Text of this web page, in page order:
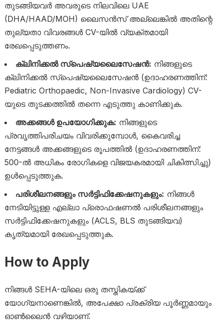
തുടങ്ങിയവർ അവരുടെ നിലവിലെ UAE
(DHA/HAAD/MOH) ലൈസൻസ് അല്ലെങ്കിൽ അതിന്റെ
തുല്യതാ വിവരങ്ങൾ CV-യിൽ വ്യക്തമായി
രേഖപ്പെടുത്തണം.
ക്ലിനിക്കൽ സ്പെഷ്യലൈസേഷൻ: നിങ്ങളുടെ
ക്ലിനിക്കൽ സ്പെഷ്യലൈസേഷൻ (ഉദാഹരണത്തിന്:
Pediatric Orthopaedic, Non-Invasive Cardiology) CV-
യുടെ തുടക്കത്തിൽ തന്നെ എടുത്തു കാണിക്കുക.
അക്കങ്ങൾ ഉപയോഗിക്കുക: നിങ്ങളുടെ
പ്രവൃത്തിപരിചയം വിവരിക്കുമ്പോൾ, കൈവരിച്ച
നേട്ടങ്ങൾ അക്കങ്ങളുടെ രൂപത്തിൽ (ഉദാഹരണത്തിന്:
500-ൽ അധികം രോഗികളെ വിജയകരമായി ചികിത്സിച്ചു)
ഉൾപ്പെടുത്തുക.
പരിശീലനങ്ങളും സർട്ടിഫിക്കേഷനുകളും: നിങ്ങൾ
നേടിയിട്ടുള്ള എല്ലാ പ്രൊഫഷണൽ പരിശീലനങ്ങളും
സർട്ടിഫിക്കേഷനുകളും (ACLS, BLS തുടങ്ങിയവ)
കൃത്യമായി രേഖപ്പെടുത്തുക.
How to Apply
നിങ്ങൾ SEHA-യിലെ ഒരു തസ്തികയ്ക്ക്
യോഗ്യനാണെങ്കിൽ, അപേക്ഷാ പ്രക്രിയ പൂർണ്ണമായും
ഓൺലൈൻ വഴിയാണ്.